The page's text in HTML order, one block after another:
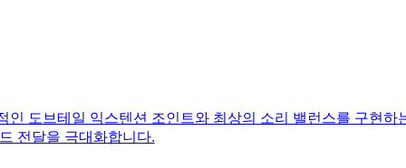
인 도브테일 익스텐션 조인트와 최상의 소리 밸런스를 구현하
전달을 극대화합니다.